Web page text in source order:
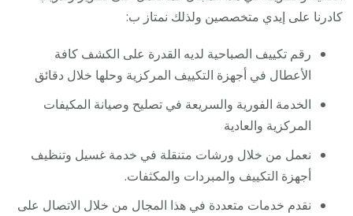
كادرنا على إيدي متخصصين ولذلك نمتاز ب:
رقم تكييف الصباحية لديه القدرة على الكشف كافة
الأعطال في أجهزة التكييف المركزية وحلها خلال دقائق
الخدمة الفورية والسريعة في تصليح وصيانة المكيفات
المركزية والعادية
نعمل من خلال ورشات متنقلة في خدمة غسيل وتنظيف
أجهزة التكييف والمبردات والمكثفات.
نقدم خدمات متعددة في هذا المجال من خلال الاتصال على